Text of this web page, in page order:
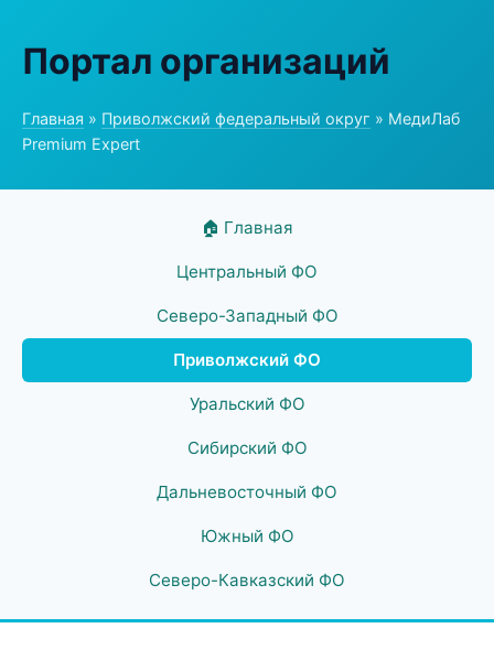
Портал организаций
Главная » Приволжский федеральный округ » МедиЛаб
Premium Expert
🏠 Главная
Центральный ФО
Северо-Западный ФО
Приволжский ФО
Уральский ФО
Сибирский ФО
Дальневосточный ФО
Южный ФО
Северо-Кавказский ФО